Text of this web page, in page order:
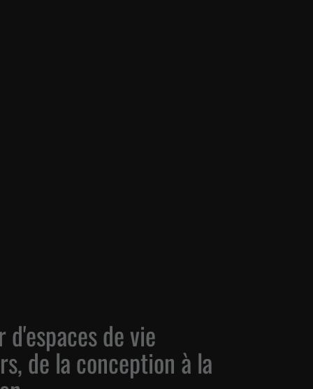
d'espaces de vie
de la conception à la